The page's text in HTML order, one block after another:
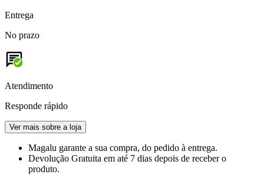
Entrega
No prazo
Atendimento
Responde rápido
Ver mais sobre a loja
Magalu garante a sua compra, do pedido à entrega.
Devolução Gratuita em até 7 dias depois de receber o
produto.